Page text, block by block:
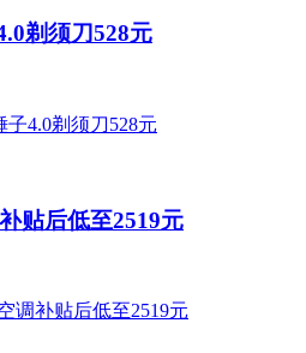
剃须刀528元
贴后低至2519元